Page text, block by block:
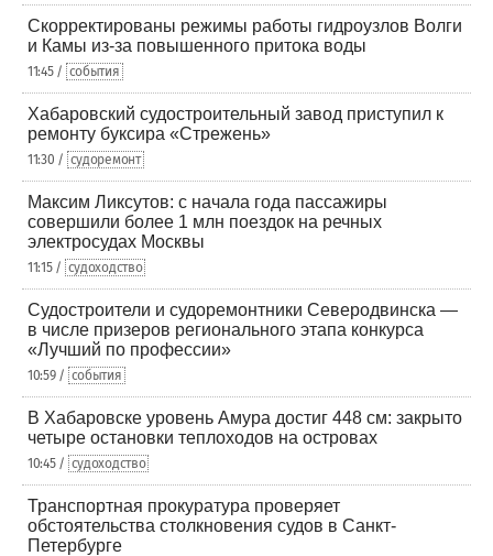
Скорректированы режимы работы гидроузлов Волги
и Камы из-за повышенного притока воды
11:45 / события
Хабаровский судостроительный завод приступил к
ремонту буксира «Стрежень»
11:30 / судоремонт
Максим Ликсутов: с начала года пассажиры
совершили более 1 млн поездок на речных
электросудах Москвы
11:15 / судоходство
Судостроители и судоремонтники Северодвинска —
в числе призеров регионального этапа конкурса
«Лучший по профессии»
10:59 / события
В Хабаровске уровень Амура достиг 448 см: закрыто
четыре остановки теплоходов на островах
10:45 / судоходство
Транспортная прокуратура проверяет
обстоятельства столкновения судов в Санкт-
Петербурге